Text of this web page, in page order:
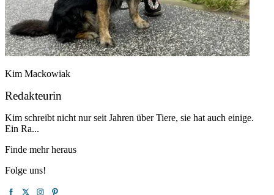
Kim Mackowiak
Redakteurin
Kim schreibt nicht nur seit Jahren über Tiere, sie hat auch einige.
Ein Ra...
Finde mehr heraus
Folge uns!